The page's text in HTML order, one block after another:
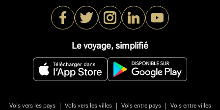
Le voyage, simplifié
Vols vers les pays | Vols vers les villes | Vols entre pays |
Vols entre villes